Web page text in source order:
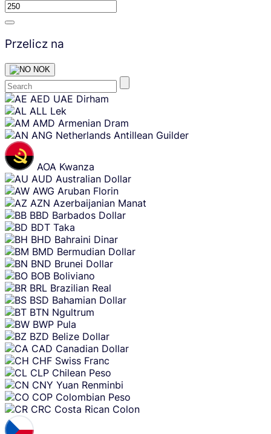
Przelicz na
NOK
Skip
content
AED UAE Dirham
ALL Lek
AMD Armenian Dram
ANG Netherlands Antillean Guilder
AOA Kwanza
AUD Australian Dollar
AWG Aruban Florin
AZN Azerbaijanian Manat
BBD Barbados Dollar
BDT Taka
BHD Bahraini Dinar
BMD Bermudian Dollar
BND Brunei Dollar
BOB Boliviano
BRL Brazilian Real
BSD Bahamian Dollar
BTN Ngultrum
BWP Pula
BZD Belize Dollar
CAD Canadian Dollar
CHF Swiss Franc
CLP Chilean Peso
CNY Yuan Renminbi
COP Colombian Peso
CRC Costa Rican Colon